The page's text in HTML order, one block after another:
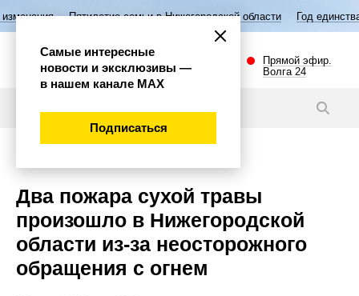
семьи в Нижегородской области Год единства народов России
Прямой эфир.
Волга 24
Два пожара сухой травы
произошло в Нижегородской
области из-за неосторожного
обращения с огнем
Самые интересные
новости и эксклюзивы —
в нашем канале МАХ
Подписаться